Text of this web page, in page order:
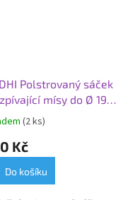
Polstrovaný sáček
mísy do Ø 19
rozměr 35 x 35 cm
(2 ks)
Kč
Do košíku